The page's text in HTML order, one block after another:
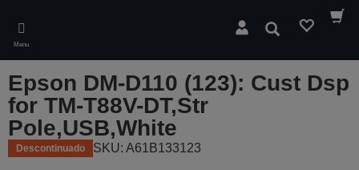
main
content
Menu
Pesquisar
Epson DM-D110 (123): Cust Dsp
for TM-T88V-DT,Str
Pole,USB,White
Descontinuado SKU: A61B133123